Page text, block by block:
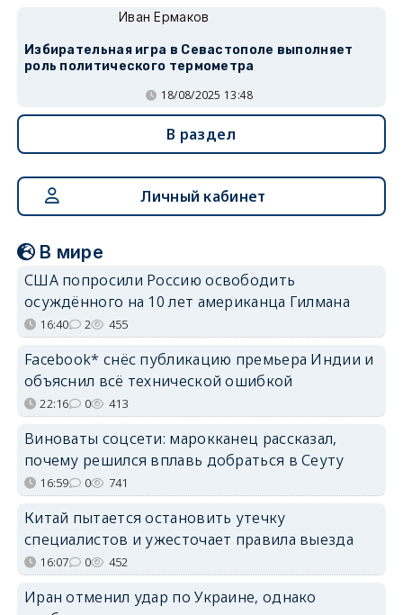
Иван Ермаков
Избирательная игра в Севастополе выполняет
роль политического термометра
18/08/2025 13:48
В раздел
Личный кабинет
В мире
США попросили Россию освободить
осуждённого на 10 лет американца Гилмана
16:40 2 455
Facebook* снёс публикацию премьера Индии и
объяснил всё технической ошибкой
22:16 0 413
Виноваты соцсети: марокканец рассказал,
почему решился вплавь добраться в Сеуту
16:59 0 741
Китай пытается остановить утечку
специалистов и ужесточает правила выезда
16:07 0 452
Иран отменил удар по Украине, однако